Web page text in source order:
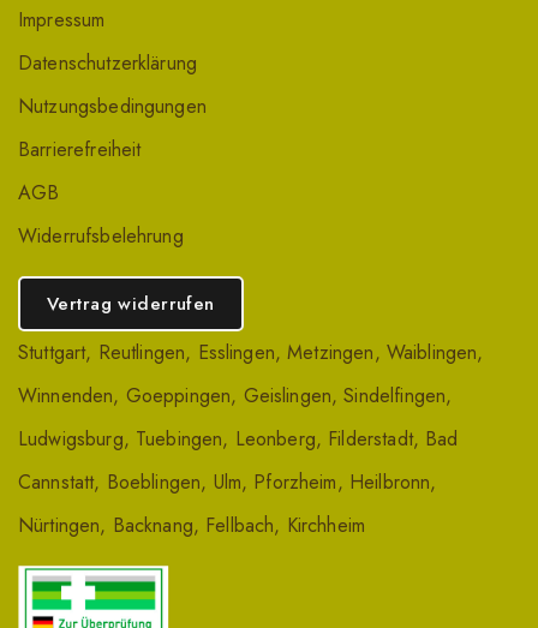
Impressum
Datenschutzerklärung
Nutzungsbedingungen
Barrierefreiheit
AGB
Widerrufsbelehrung
Vertrag widerrufen
Stuttgart, Reutlingen, Esslingen,Metzingen, Waiblingen,
Winnenden, Goeppingen, Geislingen,Sindelfingen,
Ludwigsburg, Tuebingen, Leonberg, Filderstadt, Bad
Cannstatt, Boeblingen, Ulm, Pforzheim, Heilbronn,
Nürtingen, Backnang, Fellbach, Kirchheim